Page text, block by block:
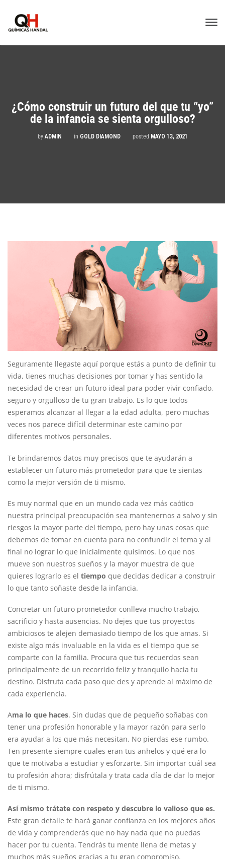
¿Cómo construir un futuro del que tu “yo”
de la infancia se sienta orgulloso?
by ADMIN in GOLD DIAMOND posted MAYO 13, 2021
Seguramente llegaste aquí porque estás a punto de definir tu
vida, tienes muchas decisiones por tomar y has sentido la
necesidad de crear un futuro ideal para poder vivir confiado,
seguro y orgulloso de tu gran trabajo. Es lo que todos
esperamos alcanzar al llegar a la edad adulta, pero muchas
veces nos parece difícil determinar este camino por
diferentes motivos personales.
Te brindaremos datos muy precisos que te ayudarán a
establecer un futuro más prometedor para que te sientas
como la mejor versión de ti mismo.
Es muy normal que en un mundo cada vez más caótico
nuestra principal preocupación sea mantenernos a salvo y sin
riesgos la mayor parte del tiempo, pero hay unas cosas que
debemos de tomar en cuenta para no confundir el tema y al
final no lograr lo que inicialmente quisimos. Lo que nos
mueve son nuestros sueños y la mayor muestra de que
quieres lograrlo es el tiempo que decidas dedicar a construir
lo que tanto soñaste desde la infancia.
Concretar un futuro prometedor conlleva mucho trabajo,
sacrificio y hasta ausencias. No dejes que tus proyectos
ambiciosos te alejen demasiado tiempo de los que amas. Si
existe algo más invaluable en la vida es el tiempo que se
comparte con la familia. Procura que tus recuerdos sean
principalmente de un recorrido feliz y tranquilo hacia tu
destino. Disfruta cada paso que des y aprende al máximo de
cada experiencia.
Ama lo que haces. Sin dudas que de pequeño soñabas con
tener una profesión honorable y la mayor razón para serlo
era ayudar a los que más necesitan. No pierdas ese rumbo.
Ten presente siempre cuales eran tus anhelos y qué era lo
que te motivaba a estudiar y esforzarte. Sin importar cuál sea
tu profesión ahora; disfrútala y trata cada día de dar lo mejor
de ti mismo.
Así mismo trátate con respeto y descubre lo valioso que es.
Este gran detalle te hará ganar confianza en los mejores años
de vida y comprenderás que no hay nada que no puedas
hacer por tu cuenta. Tendrás tu mente llena de metas y
muchos más sueños gracias a tu gran compromiso.